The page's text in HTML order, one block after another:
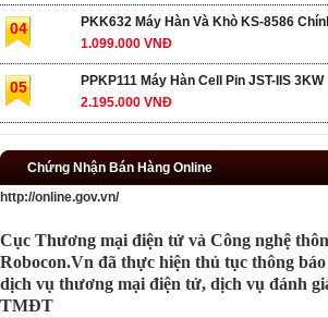
04
PKK632 Máy Hàn Và Khò KS-8586
1.099.000 VNĐ
05
PPKP111 Máy Hàn Cell Pin JST-IIS 3KW
2.195.000 VNĐ
Chứng Nhận Bán Hàng Online
http://online.gov.vn/
Cục Thương mại điện tử và Công nghệ
Robocon.Vn đã thực hiện thủ tục thông
dịch vụ thương mại điện tử, dịch vụ đánh
TMĐT